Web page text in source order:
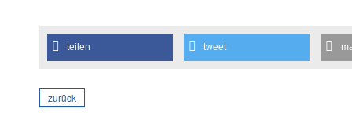
teilen tweet
zurück